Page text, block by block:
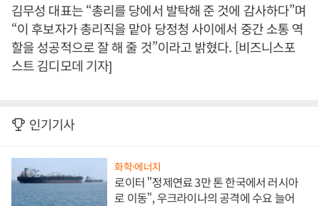
김무성 대표는 “총리를 당에서 발탁해 준 것에 감사하다”며
“이 후보자가 총리직을 맡아 당정청 사이에서 중간 소통 역
할을 성공적으로 잘 해 줄 것”이라고 밝혔다. [비즈니스포
스트 김디모데 기자]
인기기사
화학·에너지
로이터 "정제연료 3만 톤 한국에서 러시아
로 이동", 우크라이나의 공격에 수요 늘어